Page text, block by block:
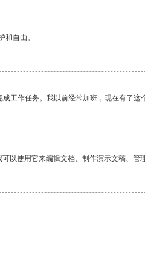
自由。
工作任务。我以前经常加班，现在有了这
以使用它来编辑文档、制作演示文稿、管